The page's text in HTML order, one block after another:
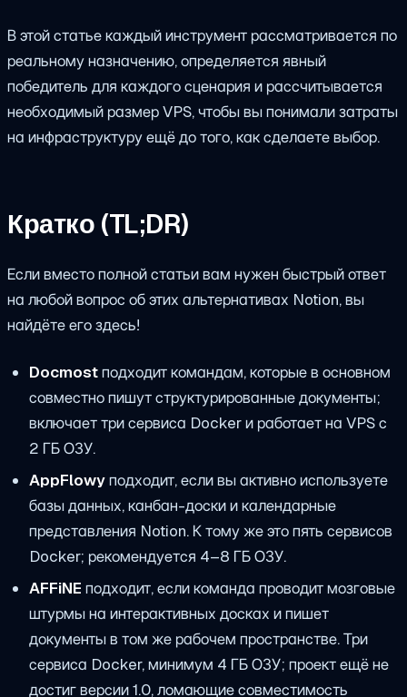
В этой статье каждый инструмент рассматривается по
реальному назначению, определяется явный
победитель для каждого сценария и рассчитывается
необходимый размер VPS, чтобы вы понимали затраты
на инфраструктуру ещё до того, как сделаете выбор.
Кратко (TL;DR)
Если вместо полной статьи вам нужен быстрый ответ
на любой вопрос об этих альтернативах Notion, вы
найдёте его здесь!
Docmostподходит командам, которые в основном
совместно пишут структурированные документы;
включает три сервиса Docker и работает на VPS с
2 ГБ ОЗУ.
AppFlowyподходит, если вы активно используете
базы данных, канбан-доски и календарные
представления Notion. К тому же это пять сервисов
Docker; рекомендуется 4–8 ГБ ОЗУ.
AFFiNE подходит, если команда проводит мозговые
штурмы на интерактивных досках и пишет
документы в том же рабочем пространстве. Три
сервиса Docker, минимум 4 ГБ ОЗУ; проект ещё не
достиг версии 1.0, ломающие совместимость